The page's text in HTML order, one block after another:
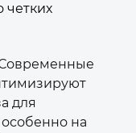
четких
для
на